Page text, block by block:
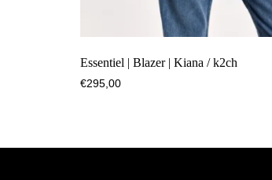
Essentiel | Blazer | Kiana / k2ch
€295,00